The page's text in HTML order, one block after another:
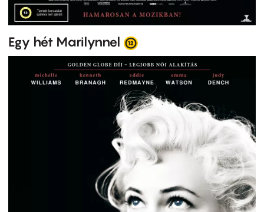
Egy hét Marilynnel